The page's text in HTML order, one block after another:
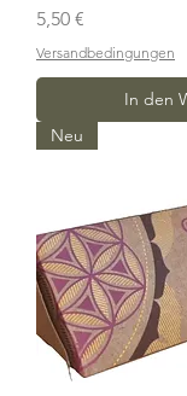
Preis
5,50 €
Versandbedingungen
In den
Neu